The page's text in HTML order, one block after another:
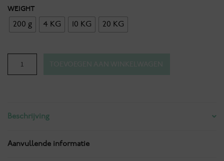
WEIGHT
200 g 4 KG 10 KG 20 KG
Squeezy
zak
Beschrijving
Aanvullende informatie